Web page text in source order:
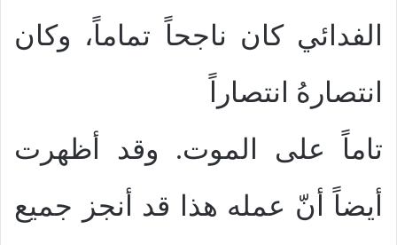
الفدائي كان ناجحاً تماماً، وكان
انتصارهُ انتصاراً
تاماً على الموت. وقد أظهرت
أيضاً أنّ عمله هذا قد أنجز جميع